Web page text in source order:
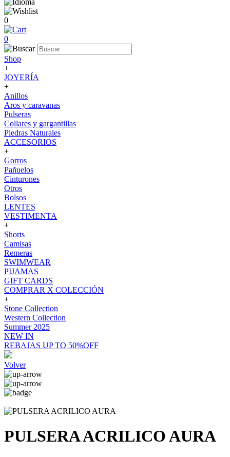
0
0
Shop
+
JOYERÍA
+
Anillos
Aros y caravanas
Pulseras
Collares y gargantillas
Piedras Naturales
ACCESORIOS
+
Gorros
Pañuelos
Cinturones
Otros
Bolsos
LENTES
VESTIMENTA
+
Shorts
Camisas
Remeras
SWIMWEAR
PIJAMAS
GIFT CARDS
COMPRAR X COLECCIÓN
+
Stone Collection
Western Collection
Summer 2025
NEW IN
REBAJAS UP TO 50%OFF
Volver
PULSERA ACRILICO AURA